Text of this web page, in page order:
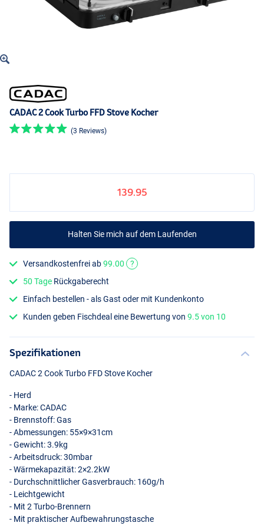
CADAC 2 Cook Turbo FFD Stove Kocher
(3 Reviews)
139.95
Halten Sie mich auf dem Laufenden
Versandkostenfrei ab99.00
?
50 Tage Rückgaberecht
Einfach bestellen - als Gast oder mit Kundenkonto
Kunden geben Fischdeal eine Bewertung von9.5 von 10
Spezifikationen
CADAC2 Cook Turbo FFDStove Kocher
- Herd
- Marke:CADAC
- Brennstoff: Gas
- Abmessungen: 55×9×31cm
- Gewicht: 3.9kg
- Arbeitsdruck: 30mbar
- Wärmekapazität: 2×2.2kW
- Durchschnittlicher Gasverbrauch: 160g/h
- Leichtgewicht
- Mit 2 Turbo-Brennern
- Mit praktischer Aufbewahrungstasche